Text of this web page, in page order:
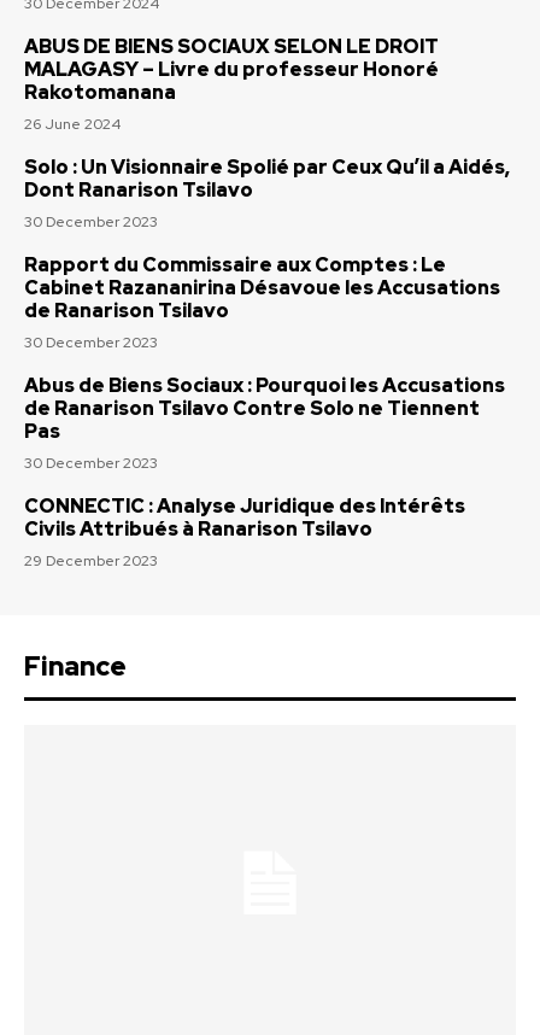
30 December 2024
ABUS DE BIENS SOCIAUX SELON LE DROIT
MALAGASY – Livre du professeur Honoré
Rakotomanana
26 June 2024
Solo : Un Visionnaire Spolié par Ceux Qu’il a Aidés,
Dont Ranarison Tsilavo
30 December 2023
Rapport du Commissaire aux Comptes : Le
Cabinet Razananirina Désavoue les Accusations
de Ranarison Tsilavo
30 December 2023
Abus de Biens Sociaux : Pourquoi les Accusations
de Ranarison Tsilavo Contre Solo ne Tiennent
Pas
30 December 2023
CONNECTIC : Analyse Juridique des Intérêts
Civils Attribués à Ranarison Tsilavo
29 December 2023
Finance